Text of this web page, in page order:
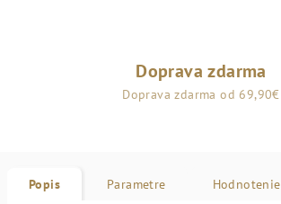
Doprava zdarma
Doprava zdarma od 69,90€
Popis Parametre Hodnotenie